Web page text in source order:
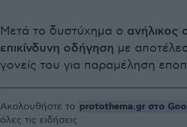
Μετά το δυστύχημα ο ανήλικος
επικίνδυνη οδήγηση με
γονείς του για παραμέληση
Ακολουθήστε το protothema.gr στο
όλες τις ειδήσεις